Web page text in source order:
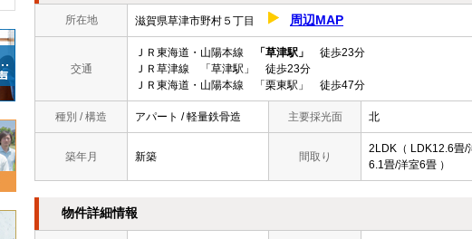
所在地 滋賀県草津市野村５丁目 周辺MAP
交通
ＪＲ東海道・山陽本線 「草津駅」
徒歩23分
ＪＲ草津線 「草津駅」 徒歩23分
ＪＲ東海道・山陽本線 「栗東駅」 徒歩47分
種別 / 構造 アパート / 軽量鉄骨造 主要採光面 北
築年月 新築 間取り
2LDK（ LDK12.6畳/
6.1畳/洋室6畳 ）
物件詳細情報